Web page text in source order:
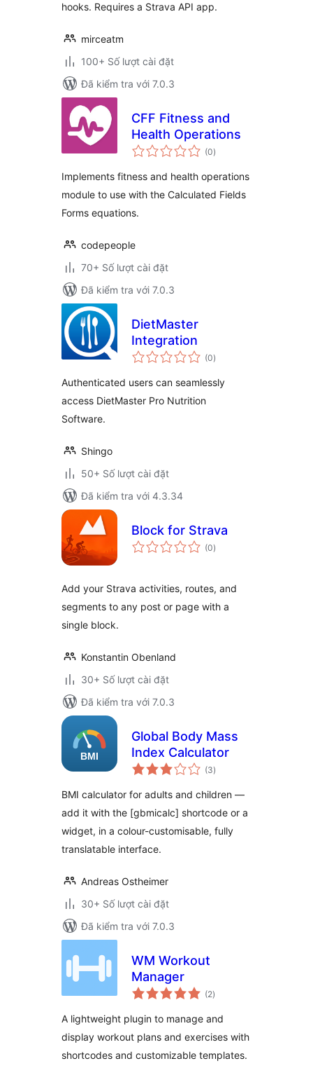
hooks. Requires a Strava API app.
mirceatm
100+ Số lượt cài đặt
Đã kiểm tra với 7.0.3
CFF Fitness and
Health Operations
(0tổng
đánh
)
Implements fitness and health operations
module to use with the Calculated Fields
Forms equations.
codepeople
70+ Số lượt cài đặt
Đã kiểm tra với 7.0.3
DietMaster
Integration
(0tổng
đánh
)
Authenticated users can seamlessly
access DietMaster Pro Nutrition
Software.
Shingo
50+ Số lượt cài đặt
Đã kiểm tra với 4.3.34
Block for Strava
(0tổng
đánh
)
Add your Strava activities, routes, and
segments to any post or page with a
single block.
Konstantin Obenland
30+ Số lượt cài đặt
Đã kiểm tra với 7.0.3
Global Body Mass
Index Calculator
(3tổng
đánh
)
BMI calculator for adults and children —
add it with the [gbmicalc] shortcode or a
widget, in a colour-customisable, fully
translatable interface.
Andreas Ostheimer
30+ Số lượt cài đặt
Đã kiểm tra với 7.0.3
WM Workout
Manager
(2tổng
đánh
)
A lightweight plugin to manage and
display workout plans and exercises with
shortcodes and customizable templates.